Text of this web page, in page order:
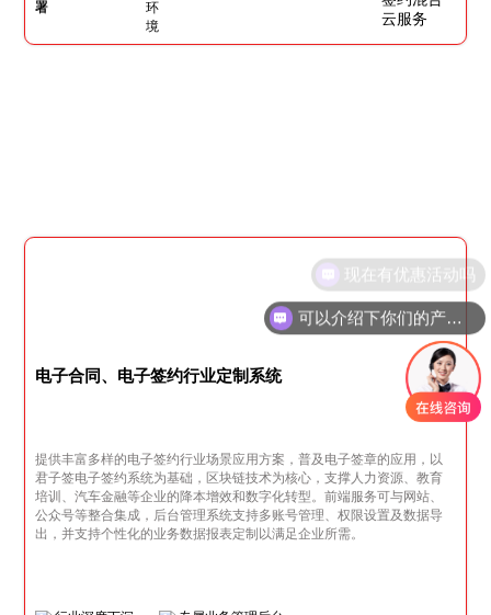
电子合同、电子签约行业定制系统
提供丰富多样的电子签约行业场景应用方案，普及电子签章的应用，以
君子签电子签约系统为基础，区块链技术为核心，支撑人力资源、教育
培训、汽车金融等企业的降本增效和数字化转型。前端服务可与网站、
公众号等整合集成，后台管理系统支持多账号管理、权限设置及数据导
出，并支持个性化的业务数据报表定制以满足企业所需。
可以介绍下你们的产品么